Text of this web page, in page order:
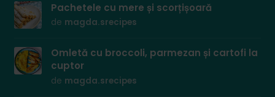
Pachetele cu mere și scorțișoară
de magda.srecipes
Omletă cu broccoli, parmezan și cartofi la
cuptor
de magda.srecipes